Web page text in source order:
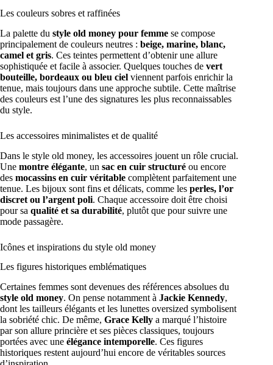
Les couleurs sobres et raffinées
La palette du style old money pour femme se compose
principalement de couleurs neutres : beige, marine, blanc,
camel et gris. Ces teintes permettent d’obtenir une allure
sophistiquée et facile à associer. Quelques touches de vert
bouteille, bordeaux ou bleu ciel viennent parfois enrichir la
tenue, mais toujours dans une approche subtile. Cette maîtrise
des couleurs est l’une des signatures les plus reconnaissables
du style.
Les accessoires minimalistes et de qualité
Dans le style old money, les accessoires jouent un rôle crucial.
Une montre élégante, un sac en cuir structuré ou encore
des mocassins en cuir véritable complètent parfaitement une
tenue. Les bijoux sont fins et délicats, comme les perles, l’or
discret ou l’argent poli. Chaque accessoire doit être choisi
pour sa qualité et sa durabilité, plutôt que pour suivre une
mode passagère.
Icônes et inspirations du style old money
Les figures historiques emblématiques
Certaines femmes sont devenues des références absolues du
style old money. On pense notamment à Jackie Kennedy,
dont les tailleurs élégants et les lunettes oversized symbolisent
la sobriété chic. De même, Grace Kelly a marqué l’histoire
par son allure princière et ses pièces classiques, toujours
portées avec une élégance intemporelle. Ces figures
historiques restent aujourd’hui encore de véritables sources